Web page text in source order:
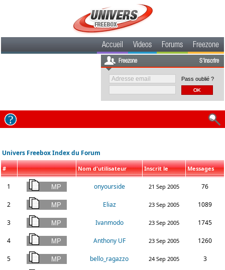
Accueil Videos Forums Freezone
Freezone S'inscrire
Pass oublié ?
Univers Freebox Index du Forum
# Nom d'utilisateur Inscrit le Messages
1 onyourside 21 Sep 2005 76
2 Eliaz 23 Sep 2005 1089
3 Ivanmodo 23 Sep 2005 1745
4 Anthony UF 23 Sep 2005 1260
5 bello_ragazzo 24 Sep 2005 3